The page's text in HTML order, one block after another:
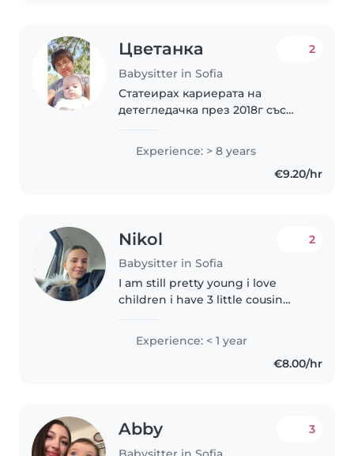
Цветанка
Babysitter in Sofia
2
Статеирах кариерата на
детегледачка през 2018г със
ресторант;пицария като
Experience: > 8 years
€9.20/hr
Nikol
Babysitter in Sofia
2
I am still pretty young i love
children i have 3 little cousin
take care of one of them all the
time so i have experience i am
Experience: < 1 year
€8.00/hr
Abby 3